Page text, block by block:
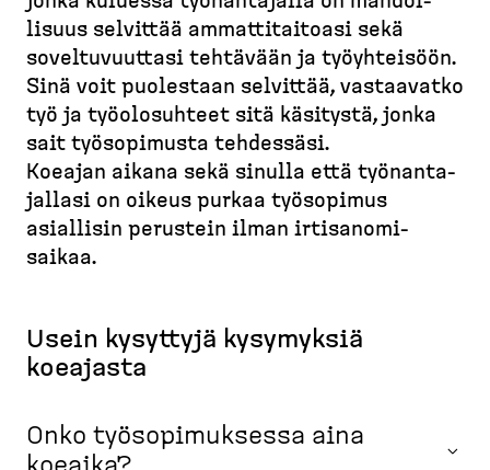
t
s
i
v
u
e
s
k
t
o
p
)
r
u
p
o
l
k
u
lisuus selvittää ammatti­taitoasi sekä
soveltu­vuuttasi tehtävään ja työyhteisöön.
Sinä voit puolestaan selvittää, vastaavatko
työ ja työolo­suhteet sitä käsitystä, jonka
sait työsopimusta tehdessäsi.
Koeajan aikana sekä sinulla että työnan­ta­
jallasi on oikeus purkaa työsopimus
asiallisin perustein ilman irtisa­no­mi­
saikaa.
Usein kysyttyjä kysymyksiä
koeajasta
Onko työsopimuksessa aina